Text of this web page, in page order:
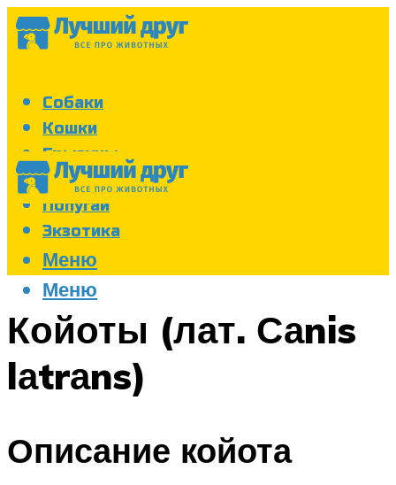
Собаки
Кошки
Грызуны
Аквариум
Попугаи
Экзотика
Меню
Меню
Койоты (лат. Саnis
lаtrаns)
Описание койота